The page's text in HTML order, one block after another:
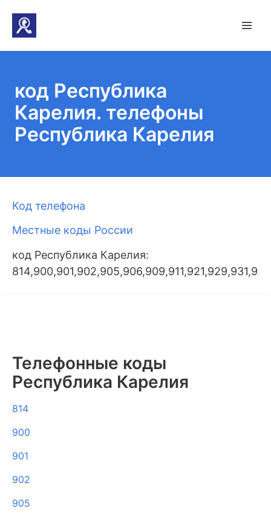
код Республика
Карелия. телефоны
Республика Карелия
Код телефона
Местные коды России
код Республика Карелия:
Телефонные коды
Республика Карелия
814
900
901
902
905